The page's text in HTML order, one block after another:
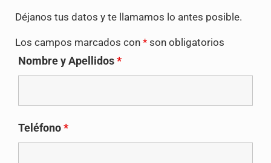
Déjanos tus datos y te llamamos lo antes posible.
Los campos marcados con *son obligatorios
Nombre y Apellidos*
Teléfono*